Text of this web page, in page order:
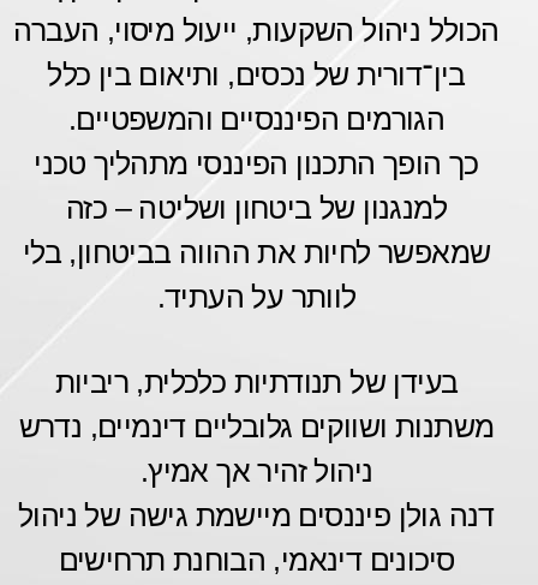
הכולל ניהול השקעות, ייעול מיסוי, העברה
בין־דורית של נכסים, ותיאום בין כלל
הגורמים הפיננסיים והמשפטיים.
כך הופך התכנון הפיננסי מתהליך טכני
למנגנון של ביטחון ושליטה – כזה
שמאפשר לחיות את ההווה בביטחון, בלי
לוותר על העתיד.
בעידן של תנודתיות כלכלית, ריביות
משתנות ושווקים גלובליים דינמיים, נדרש
ניהול זהיר אך אמיץ.
דנה גולן פיננסים מיישמת גישה של ניהול
סיכונים דינאמי, הבוחנת תרחישים